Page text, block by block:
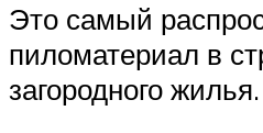
Это самый
пиломатериал в
загородного жилья.